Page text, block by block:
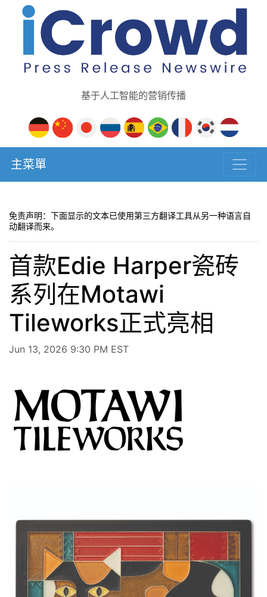
基于人工智能的营销传播
主菜單
免责声明：下面显示的文本已使用第三方翻译工具从另一种语言自
动翻译而来。
首款Edie Harper瓷砖
系列在Motawi
Tileworks正式亮相
Jun 13, 2026 9:30 PM EST